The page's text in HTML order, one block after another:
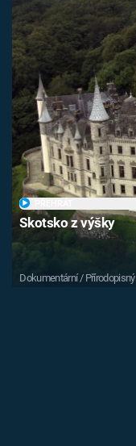
Skotsko z výšky
Dokumentární / Přírodopisný